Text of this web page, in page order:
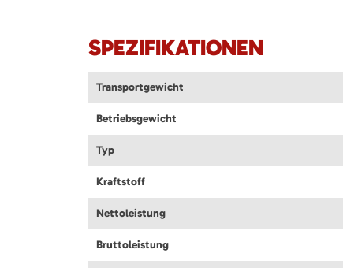
SPEZIFIKATIONEN
Transportgewicht
Betriebsgewicht
Typ
Kraftstoff
Nettoleistung
Bruttoleistung